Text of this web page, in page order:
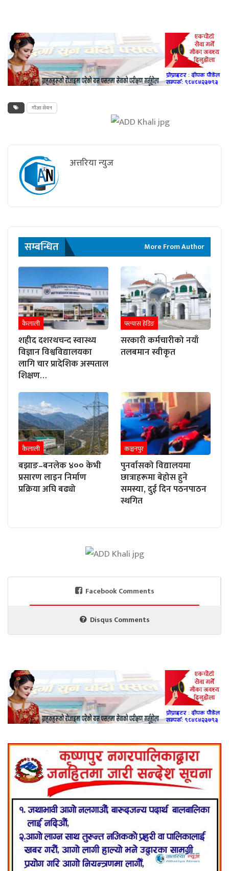
गाँजा सेवन
अत्तरिया न्युज
सम्बन्धित More From Author
कैलाली
शहीद दशरथचन्द स्वास्थ्य
विज्ञान विश्वविद्यालयका
लागि चार प्रादेशिक अस्पताल
शिक्षण…
फ्ल्यास हेडिङ
सरकारी कर्मचारीको नयाँ
तलबमान स्वीकृत
कैलाली
बझाङ–बनलेक ४०० केभी
प्रसारण लाइन निर्माण
प्रक्रिया अघि बढ्यो
कञ्चनपुर
पुनर्वासको विद्यालयमा
छात्राहरूमा बेहोस हुने
समस्या, दुई दिन पठनपाठन
स्थगित
Facebook Comments
Disqus Comments